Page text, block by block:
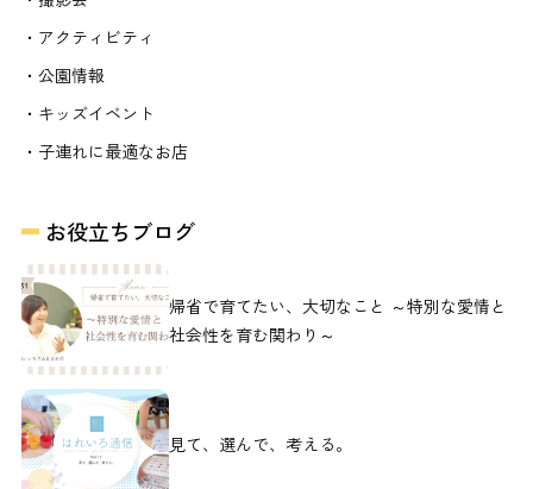
・アクティビティ
・公園情報
・キッズイベント
・子連れに最適なお店
お役立ちブログ
帰省で育てたい、大切なこと ～特別な愛情と
社会性を育む関わり～
見て、選んで、考える。